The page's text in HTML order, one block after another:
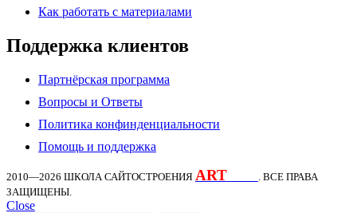
Как работать с материалами
Поддержка клиентов
Партнёрская программа
Вопросы и Ответы
Политика конфинденциальности
Помощь и поддержка
2010—2026 ШКОЛА САЙТОСТРОЕНИЯ ART
. ВСЕ ПРАВА
ЗАЩИЩЕНЫ.
Close